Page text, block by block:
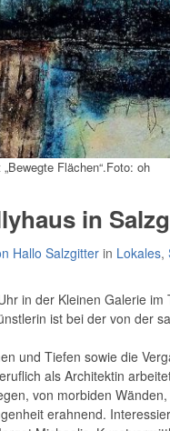
Flächen“.Foto: oh
in
Hallo Salzgitterin Lokales,
in der Kleinen Galerie im
ist bei der von der
und Tiefen sowie die
als Architektin
von morbiden
erahnend.